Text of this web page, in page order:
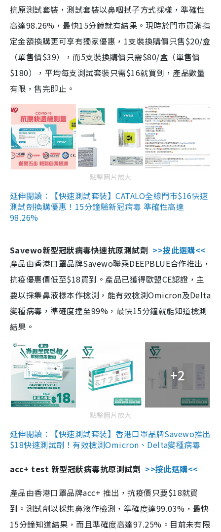
抗原測試套裝，測試套裝以鼻咽拭子方式採樣，準確性
高達98.26%，最快15分鐘就有結果。現時於門市買滿指
定金額換購更可享有獨家優惠，1支裝換購價只售$20/盒
（單售價$39），而5支裝換購價只需$80/盒（單售價
$180），平均每支測試套裝只需$16就買到，產品數量
有限，售完即止。
點擊圖片放大
延伸閱讀：【快速測試套裝】CATALO全線門市$16快速
測試劑換購優惠！15分鐘驗新冠病毒 準確性高達
98.26%
Savewo新型冠狀病毒快速抗原測試劑 >>按此選購<<
產品由香港口罩品牌Savewo聯乘DEEPBLUE合作推出，
抗疫優惠價低至$18買到。產品已獲得歐盟CE認證，主
要以採集鼻液樣本作檢測，能有效檢測Omicron及Delta
變種病毒，準確度達至99%，最快15分鐘就能知道檢測
結果。
+2
點擊圖片放大
延伸閱讀：【快速測試套裝】香港口罩品牌Savewo推出
$18快速測試劑！有效檢測Omicron、Delta變種病毒
acc+ test 新型冠狀病毒抗原測試劑 >>按此選購<<
產品由香港口罩品牌acc+ 推出，抗疫價只要$18就買
到。測試劑以採集鼻液作檢測，準確度達99.03%，最快
15分鐘知道結果，而且準確度高達97.25%。目前未有限